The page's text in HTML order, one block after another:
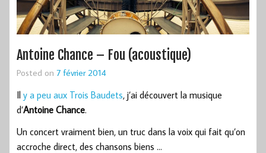
Antoine Chance – Fou (acoustique)
Posted on 7 février 2014
Il y a peu aux Trois Baudets, j’ai découvert la musique
d’Antoine Chance.
Un concert vraiment bien, un truc dans la voix qui fait qu’on
accroche direct, des chansons biens …